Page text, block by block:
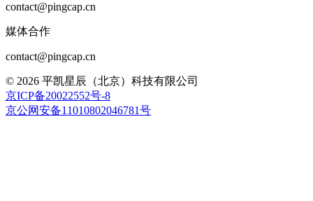
contact@pingcap.cn
媒体合作
contact@pingcap.cn
© 2026 平凯星辰（北京）科技有限公司
京ICP备20022552号-8
京公网安备11010802046781号